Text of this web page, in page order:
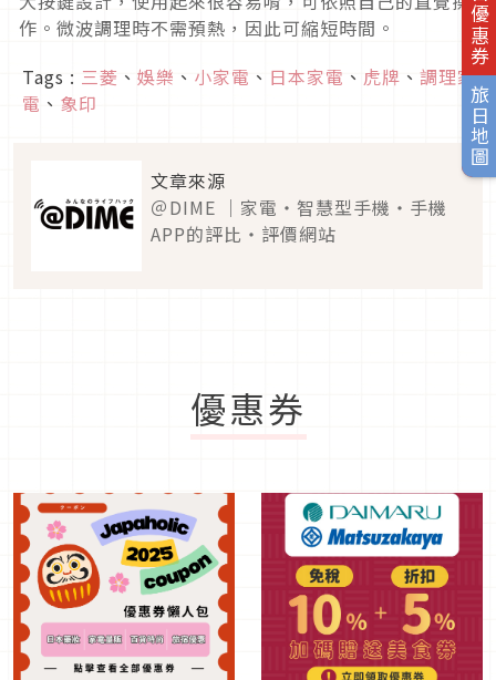
旅日地圖
作。微波調理時不需預熱，因此可縮短時間。
Tags : 三菱 、 娛樂 、 小家電 、 日本家電 、 虎牌 、 調理家
電 、 象印
文章來源
＠DIME ｜家電・智慧型手機・手機
APP的評比・評價網站
優惠券